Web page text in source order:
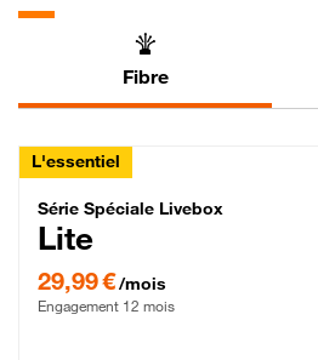
Fibre
L'essentiel
Série Spéciale
Série Spéciale Livebox
Lite
29,99 €/mois
Engagement 12 mois